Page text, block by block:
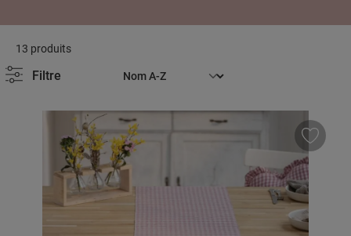
13 produits
Filtre